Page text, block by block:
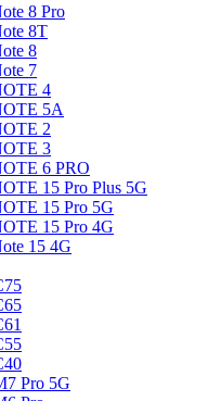
8 Pro
8T
8
7
4
5A
2
3
6 PRO
15 Pro Plus 5G
15 Pro 5G
15 Pro 4G
15 4G
Pro 5G